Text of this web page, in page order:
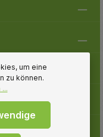
um eine
zu können.